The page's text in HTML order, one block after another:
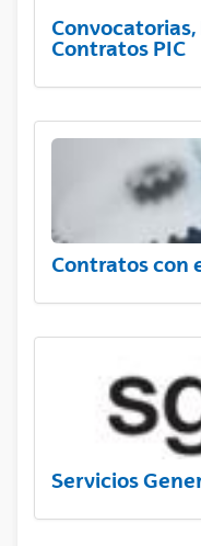
Contratos PIC
Contratos con
Servicios